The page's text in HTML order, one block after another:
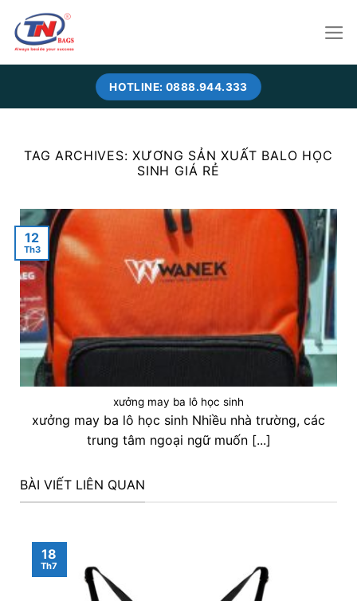
content
HOTLINE: 0888.944.333
TAG ARCHIVES:XƯƠNG SẢN XUẤT BALO HỌC
SINH GIÁ RẺ
xưởng may ba lô học sinh
xưởng may ba lô học sinh Nhiều nhà trường, các
trung tâm ngoại ngữ muốn [...]
12
Th3
BÀI VIẾT LIÊN QUAN
18
Th7